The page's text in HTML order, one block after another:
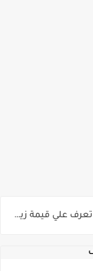
- باحث قانوني " والتقديم الكتروني بتاريخ 15-7-2026
/ هندسة / تجارة / حقوق / زراعة / تربية / اداب / خدمة اجتماعية